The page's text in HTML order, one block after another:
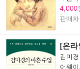
4,000
판매
[온
김미경
어웨